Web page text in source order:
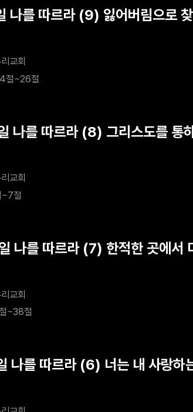
를 따르라 (9) 잃어버림으로
교회
절~26절
를 따르라 (8) 그리스도를 통
교회
~7절
를 따르라 (7) 한적한 곳에서
교회
~38절
를 따르라 (6) 너는 내 사랑하